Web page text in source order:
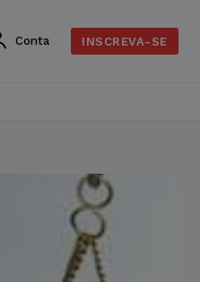
Conta INSCREVA-SE